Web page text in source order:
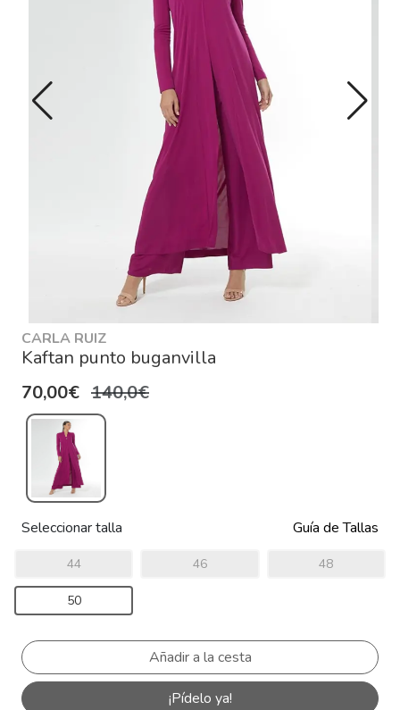
CARLA RUIZ
Kaftan punto buganvilla
70,00€ 140,0€
Seleccionar talla Guía de Tallas
44 46 48
50
¡Pídelo ya!